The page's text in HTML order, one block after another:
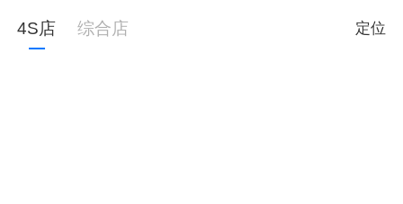
4S店 综合店 定位